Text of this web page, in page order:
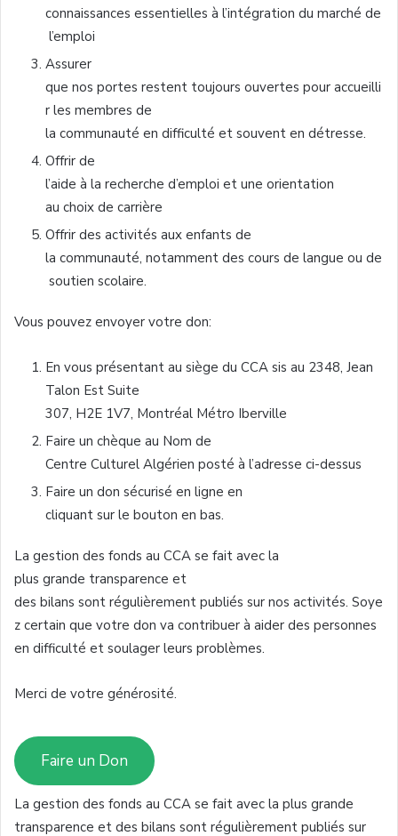
connaissances essentielles à l’intégration du marché de
l’emploi
Assurer
que nos portes restent toujours ouvertes pour accueilli
r les membres de
la communauté en difficulté et souvent en détresse.
Offrir de
l’aide à la recherche d’emploi et une orientation
au choix de carrière
Offrir des activités aux enfants de
la communauté, notamment des cours de langue ou de
soutien scolaire.
Vous pouvez envoyer votre don:
En vous présentant au siège du CCA sis au 2348, Jean
Talon Est Suite
307, H2E 1V7, Montréal Métro Iberville
Faire un chèque au Nom de
Centre Culturel Algérien posté à l’adresse ci-dessus
Faire un don sécurisé en ligne en
cliquant sur le bouton en bas.
La gestion des fonds au CCA se fait avec la
plus grande transparence et
des bilans sont régulièrement publiés sur nos activités. Soye
z certain que votre don va contribuer à aider des personnes
en difficulté et soulager leurs problèmes.
Merci de votre générosité.
Faire un Don
La gestion des fonds au CCA se fait avec la plus grande
transparence et des bilans sont régulièrement publiés sur